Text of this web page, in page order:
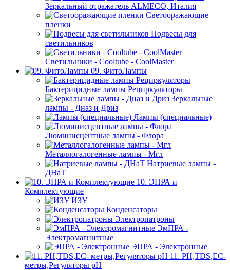
Зеркальный отражатель ALMECO, Италия
Светооражающие
пленки
Подвесы для
светильников
Светильники - Cooltube - CoolMaster
09. ФитоЛампы
Бактерицидные лампы Рециркуляторы
Зеркальные
лампы - Дназ и Дриз
Лампы (специальные)
Люминисцентные лампы - Флора
Металлогалогенные лампы - Мгл
Натриевые лампы -
ДНаТ
10. ЭПРА и
Комплектующие
ИЗУ
Конденсаторы
Электропатроны
ЭмПРА -
Электромагнитные
ЭПРА - Электронные
11. PH,TDS,EC-
метры,Регуляторы pН